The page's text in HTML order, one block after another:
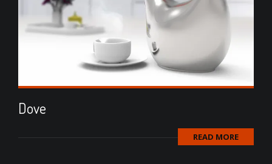
Dove
READ MORE